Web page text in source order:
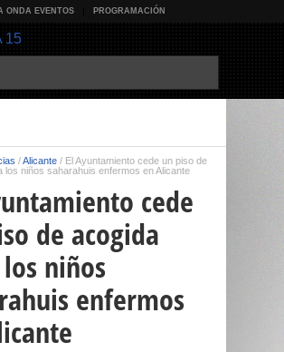
ONDA EVENTOS PROGRAMACIÓN
/Alicante / El Ayuntamiento cede un piso de
los niños saharahuis enfermos en Alicante
cede
de acogida
niños
enfermos